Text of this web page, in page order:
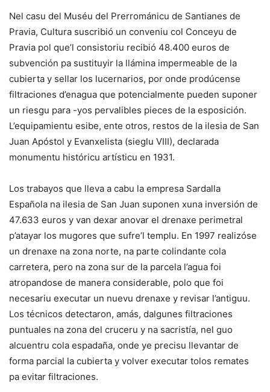
Nel casu del Muséu del Prerrománicu de Santianes de
Pravia, Cultura suscribió un conveniu col Conceyu de
Pravia pol que’l consistoriu recibió 48.400 euros de
subvención pa sustituyir la llámina impermeable de la
cubierta y sellar los lucernarios, por onde prodúcense
filtraciones d’enagua que potencialmente pueden suponer
un riesgu para -yos pervalibles pieces de la esposición.
L’equipamientu esibe, ente otros, restos de la ilesia de San
Juan Apóstol y Evanxelista (sieglu VIII), declarada
monumentu históricu artísticu en 1931.
Los trabayos que lleva a cabu la empresa Sardalla
Española na ilesia de San Juan suponen xuna inversión de
47.633 euros y van dexar anovar el drenaxe perimetral
p’atayar los mugores que sufre’l templu. En 1997 realizóse
un drenaxe na zona norte, na parte colindante cola
carretera, pero na zona sur de la parcela l’agua foi
atropandose de manera considerable, polo que foi
necesariu executar un nuevu drenaxe y revisar l’antiguu.
Los técnicos detectaron, amás, dalgunes filtraciones
puntuales na zona del cruceru y na sacristía, nel guo
alcuentru cola espadaña, onde ye precisu llevantar de
forma parcial la cubierta y volver executar tolos remates
pa evitar filtraciones.